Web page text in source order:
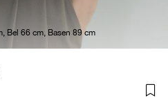
Bel 66 cm, Basen 89 cm